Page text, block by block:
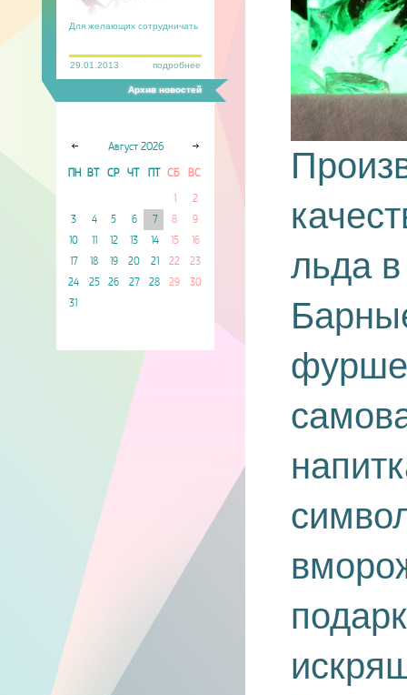
29.01.2013 подробнее
Для желающих сотрудничать
Архив новостей
Август 2026
ПН ВТ СР ЧТ СБ ВС
1
2
3
4 5 6 7 8
9
10
11 12 13 14 15
16
17
18 19 20 21 22
23
24
25 26 27 28 29
30
31
льда